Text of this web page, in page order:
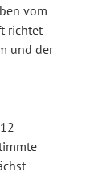
vom
richtet
und der